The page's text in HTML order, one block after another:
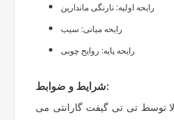
رایحه اولیه: نارنگی ماندارین
رایحه میانی: سیب
رایحه پایه: روایح چوبی
شرایط و ضوابط:
توسط تی تی گیفت گارانتی می